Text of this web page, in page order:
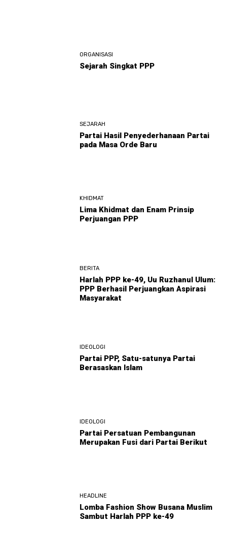
ORGANISASI
Sejarah Singkat PPP
SEJARAH
Partai Hasil Penyederhanaan Partai
pada Masa Orde Baru
KHIDMAT
Lima Khidmat dan Enam Prinsip
Perjuangan PPP
BERITA
Harlah PPP ke-49, Uu Ruzhanul Ulum:
PPP Berhasil Perjuangkan Aspirasi
Masyarakat
IDEOLOGI
Partai PPP, Satu-satunya Partai
Berasaskan Islam
IDEOLOGI
Partai Persatuan Pembangunan
Merupakan Fusi dari Partai Berikut
HEADLINE
Lomba Fashion Show Busana Muslim
Sambut Harlah PPP ke-49